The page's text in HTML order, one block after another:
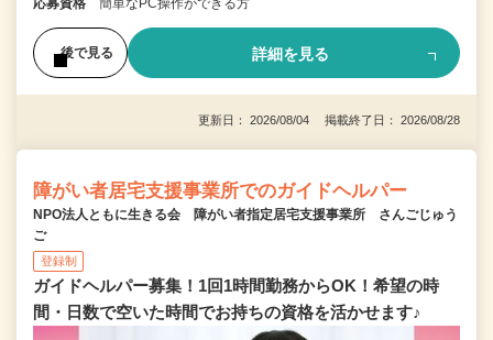
後で見る 詳細を見る
更新日： 2026/08/04 掲載終了日： 2026/08/28
障がい者居宅支援事業所でのガイドヘルパー
NPO法人ともに生きる会 障がい者指定居宅支援事業所 さんごじゅう
ご
登録制
ガイドヘルパー募集！1回1時間勤務からOK！希望の時
間・日数で空いた時間でお持ちの資格を活かせます♪